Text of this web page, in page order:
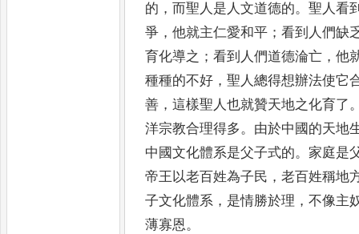
的 ， 而聖人是人文道德的。聖人看
爭 ，他就主仁愛和平 ；看到人們缺
育化導之 ；看到人們道德淪亡 ，他
種種的不好 ，聖人總得想辦法使它
善 ，這樣聖人也就贊天地之化育了
洋宗教合理得多。 由於中國的天地
中國文化體系是父子式的。 家庭是
帝王以老百姓為子民 ，老百姓稱地
子文化體系 ， 是情勝於理 ，不像主
薄寡恩。